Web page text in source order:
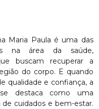
Maria Paula é uma das
na área da saúde,
buscam recuperar a
do corpo. E quando
qualidade e confiança, a
destaca como uma
cuidados e bem-estar.